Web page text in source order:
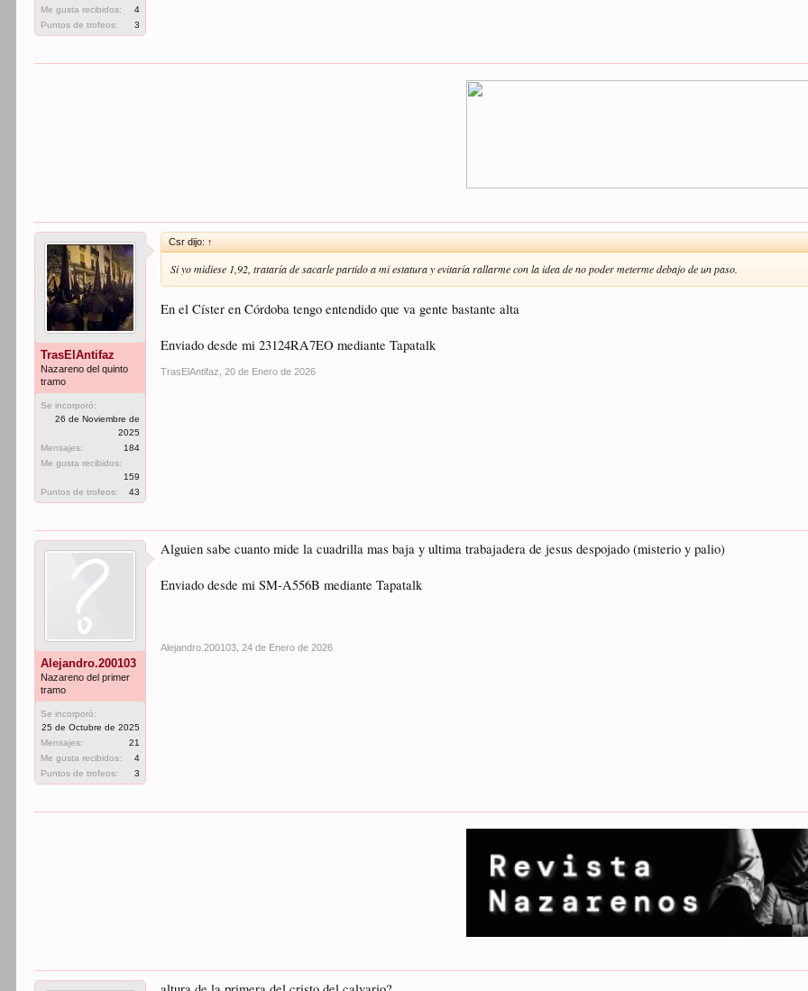
Me gusta recibidos:
4
Puntos de trofeos:
3
TrasElAntifaz
Nazareno del quinto
tramo
Se incorporó:
26 de Noviembre de
2025
Mensajes:
184
Me gusta recibidos:
159
Puntos de trofeos:
43
Csr dijo: ↑
Si yo midiese 1,92, trataría de sacarle partido a mi estatura y evitaría rallarme con la idea de no poder meterme debajo de un paso.
En el Císter en Córdoba tengo entendido que va gente bastante alta
Enviado desde mi 23124RA7EO mediante Tapatalk
TrasElAntifaz 20 de Enero de 2026
Alejandro.200103
Nazareno del primer
tramo
Se incorporó:
25 de Octubre de 2025
Mensajes:
21
Me gusta recibidos:
4
Puntos de trofeos:
3
Alguien sabe cuanto mide la cuadrilla mas baja y ultima trabajadera de jesus despojado (misterio y palio)
Enviado desde mi SM-A556B mediante Tapatalk
Alejandro.200103 24 de Enero de 2026